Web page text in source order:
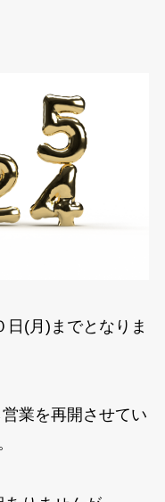
日(月)までとなりま
業を再開させてい